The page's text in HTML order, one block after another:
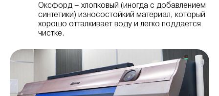
Оксфорд – хлопковый (иногда с добавлением
синтетики) износостойкий материал, который
хорошо отталкивает воду и легко поддается
чистке.